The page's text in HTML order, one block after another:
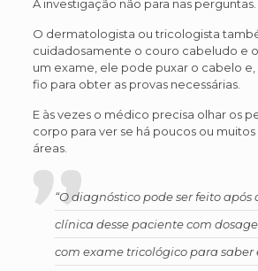
A investigação não para nas perguntas.
O dermatologista ou tricologista
cuidadosamente o couro cabeludo e
um exame, ele pode puxar o cabelo e,
fio para obter as provas necessárias.
E às vezes o médico precisa olhar os
corpo para ver se há poucos ou
áreas.
“O diagnóstico pode ser feito
clínica desse paciente com
com exame tricológico para saber